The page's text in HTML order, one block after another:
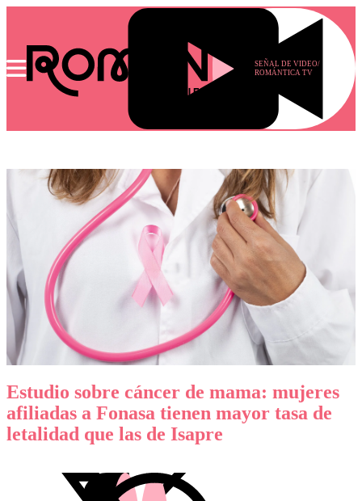
SEÑAL DE VIDEO/
ROMÁNTICA TV
Estudio sobre cáncer de mama: mujeres
afiliadas a Fonasa tienen mayor tasa de
letalidad que las de Isapre